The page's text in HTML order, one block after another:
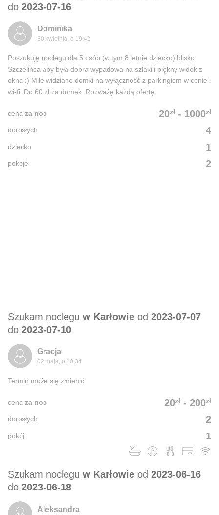
do 2023-07-16
Dominika
30 kwietnia, o 19:42
Poszukuję noclegu dla 5 osób (w tym 8 letnie dziecko) blisko
Szczelińca aby była dobra wypadowa na szlaki i piękny widok z
okna :) Mile widziane domki na wyłączność z parkingiem w cenie i
wi-fi. Do 60 zł za domek. Rozważę każdą ofertę.
20zł - 1000zł
cena za noc
4
dorosłych
1
dziecko
2
pokoje
Szukam noclegu w Karłowie od 2023-07-07
do 2023-07-10
Gracja
02 maja, o 10:34
Termin może się zmienić
20zł - 200zł
cena za noc
2
dorosłych
1
pokój
Szukam noclegu w Karłowie od 2023-06-16
do 2023-06-18
Aleksandra